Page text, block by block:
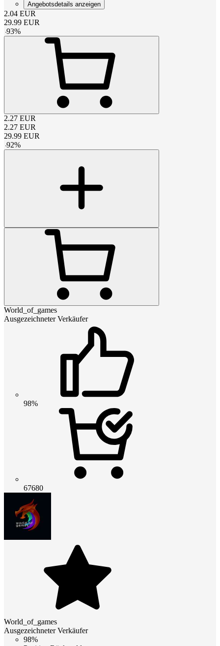
Angebotsdetails anzeigen
2.04 EUR
29.99 EUR
-93%
2.27 EUR
2.27 EUR
29.99 EUR
-92%
World_of_games
Ausgezeichneter Verkäufer
98%
67680
World_of_games
Ausgezeichneter Verkäufer
98%